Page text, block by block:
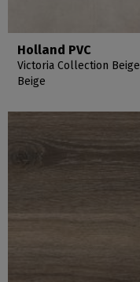
Holland PVC
Victoria Collection Beige
Beige